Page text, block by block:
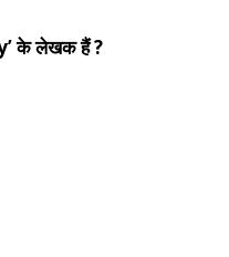
के लेखक हैं ?